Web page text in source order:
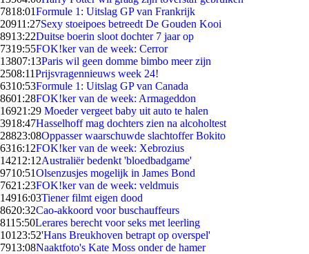
7818:01Formule 1: Uitslag GP van Frankrijk
20911:27Sexy stoeipoes betreedt De Gouden Kooi
8913:22Duitse boerin sloot dochter 7 jaar op
7319:55FOK!ker van de week: Cerror
13807:13Paris wil geen domme bimbo meer zijn
2508:11Prijsvragennieuws week 24!
6310:53Formule 1: Uitslag GP van Canada
8601:28FOK!ker van de week: Armageddon
16921:29 Moeder vergeet baby uit auto te halen
3918:47Hasselhoff mag dochters zien na alcoholtest
28823:08Oppasser waarschuwde slachtoffer Bokito
6316:12FOK!ker van de week: Xebrozius
14212:12Australiër bedenkt 'bloedbadgame'
9710:51Olsenzusjes mogelijk in James Bond
7621:23FOK!ker van de week: veldmuis
14916:03Tiener filmt eigen dood
8620:32Cao-akkoord voor buschauffeurs
8115:50Lerares berecht voor seks met leerling
101 23:52'Hans Breukhoven betrapt op overspel'
7913:08Naaktfoto's Kate Moss onder de hamer